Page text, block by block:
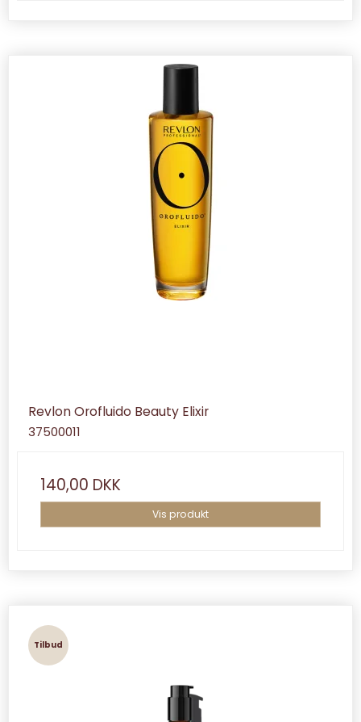
Revlon Orofluido Beauty Elixir
37500011
140,00 DKK
Vis produkt
Tilbud